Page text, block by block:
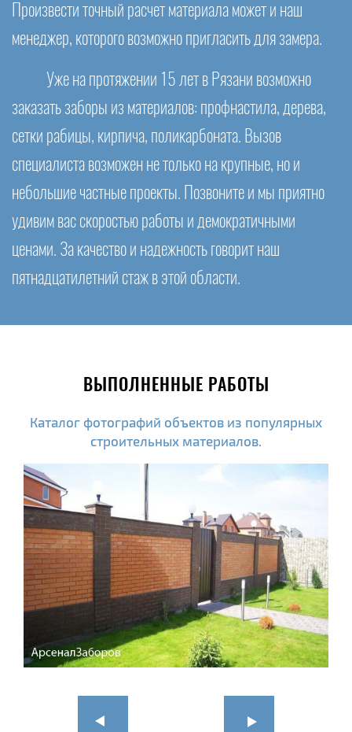
Произвести точный расчет материала может и наш
менеджер, которого возможно пригласить для замера.
Уже на протяжении 15 лет в Рязани возможно
заказать заборы из материалов: профнастила, дерева,
сетки рабицы, кирпича, поликарбоната. Вызов
специалиста возможен не только на крупные, но и
небольшие частные проекты. Позвоните и мы приятно
удивим вас скоростью работы и демократичными
ценами. За качество и надежность говорит наш
пятнадцатилетний стаж в этой области.
ВЫПОЛНЕННЫЕ РАБОТЫ
Каталог фотографий объектов из популярных
строительных материалов.